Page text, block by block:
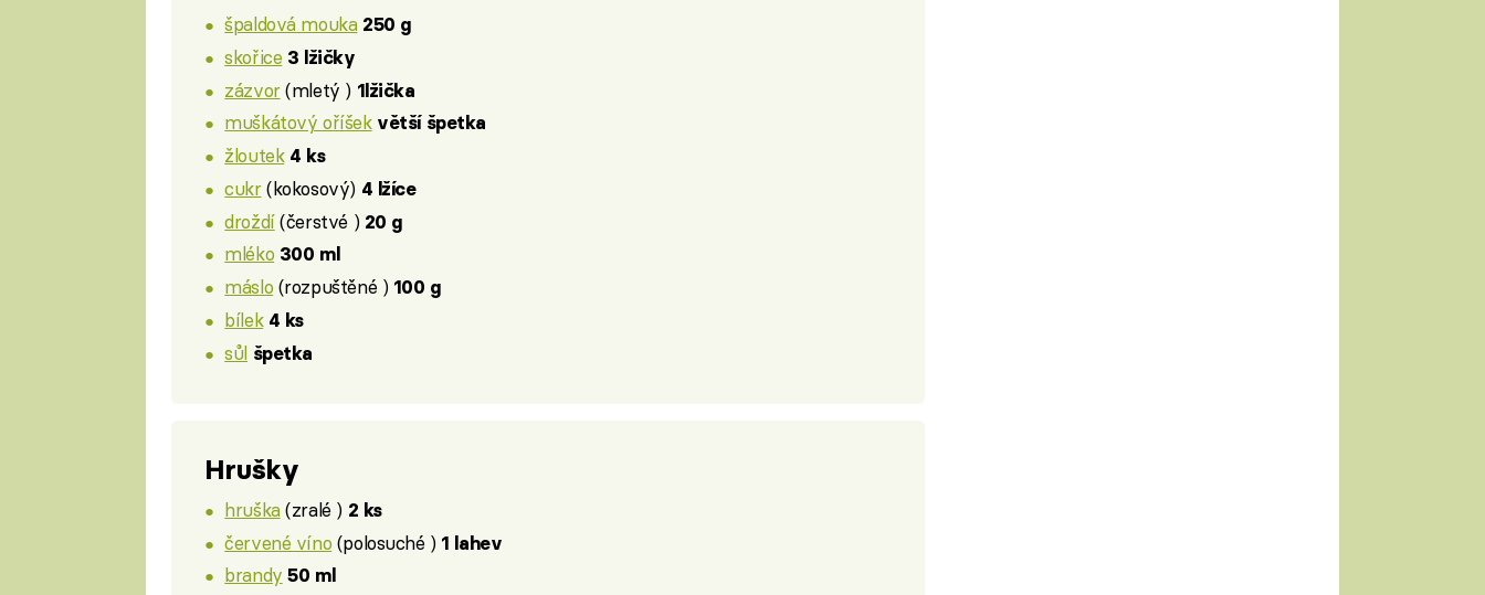
špaldová mouka 250 g
skořice 3 lžičky
zázvor(mletý ) 1lžička
muškátový oříšek větší špetka
žloutek 4 ks
cukr(kokosový) 4 lžíce
droždí(čerstvé ) 20 g
mléko 300 ml
máslo (rozpuštěné ) 100 g
bílek 4 ks
sůl špetka
Hrušky
hruška(zralé ) 2 ks
červené víno (polosuché ) 1 lahev
brandy 50 ml